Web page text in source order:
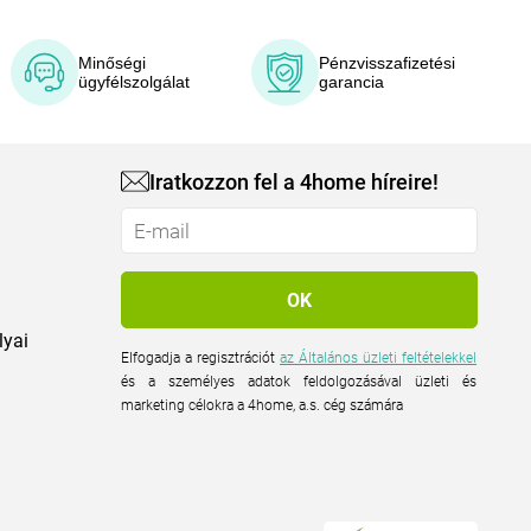
Minőségi
ügyfélszolgálat
Pénzvisszafizetési
garancia
Iratkozzon fel a 4home híreire!
Elfogadja a regisztrációtaz Általános üzleti feltételekkel
és a személyes adatok feldolgozásával üzleti és
marketing célokra a 4home, a.s. cég számára